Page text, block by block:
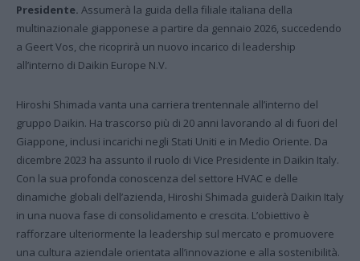
Presidente. Assumerà la guida della filiale italiana della
multinazionale giapponese a partire da gennaio 2026, succedendo
a Geert Vos, che ricoprirà un nuovo incarico di leadership
all’interno di Daikin Europe N.V.
Hiroshi Shimada vanta una carriera trentennale all’interno del
gruppo Daikin. Ha trascorso più di 20 anni lavorando al di fuori del
Giappone, inclusi incarichi negli Stati Uniti e in Medio Oriente. Da
dicembre 2023 ha assunto il ruolo di Vice Presidente in Daikin Italy.
Con la sua profonda conoscenza del settore HVAC e delle
dinamiche globali dell’azienda, Hiroshi Shimada guiderà Daikin Italy
in una nuova fase di consolidamento e crescita. L’obiettivo è
rafforzare ulteriormente la leadership sul mercato e promuovere
una cultura aziendale orientata all’innovazione e alla sostenibilità.